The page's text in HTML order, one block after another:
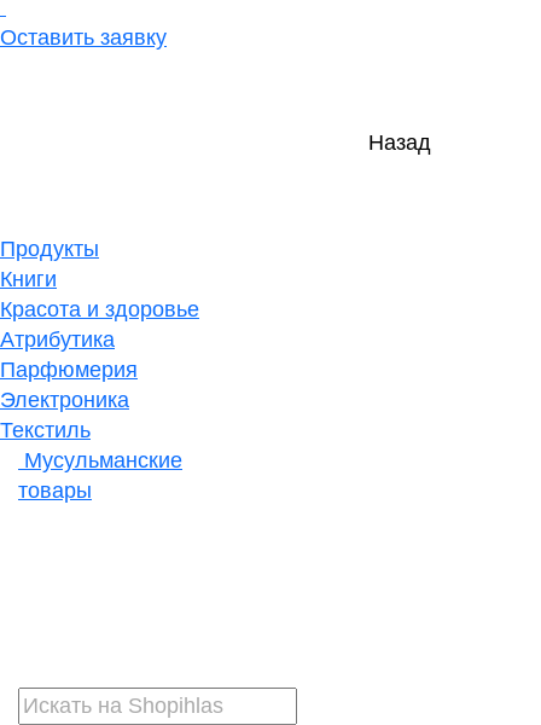
Оставить заявку
Назад
Продукты
Книги
Красота и здоровье
Атрибутика
Парфюмерия
Электроника
Текстиль
Мусульманские
товары